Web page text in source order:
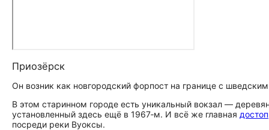
Приозёрск
Он возник как новгородский форпост на границе с
В этом старинном городе есть уникальный вокзал —
установленный здесь ещё в 1967‑м. И всё же главная
посреди реки Вуоксы.